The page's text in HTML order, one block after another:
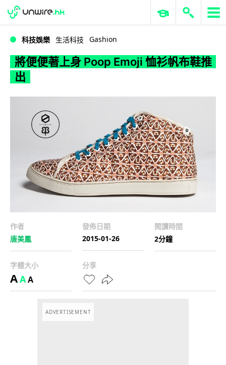
將便便著上身 Poop Emoji 恤衫帆布鞋推出
WWDC 2026 ERP 與商業 AI
科技娛樂 生活科技 Gashion
將便便著上身 Poop Emoji 恤衫帆布鞋推
出
作者
唐美鳳
發佈日期
2015-01-26
閱讀時間
2分鐘
字體大小
AAA
分享
ADVERTISEMENT